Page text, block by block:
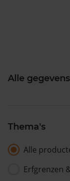
Alle
Thema's
Alle
Erfgrenzen